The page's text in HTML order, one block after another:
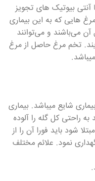
بیوتیک های تجویز
هایی که به این بیماری
آن می‌باشند و می‌توانند
تخم مرغ حاصل از مرغ
شایع میباشد. بیماری
راحتی کل گله را آلوده
شود باید فورا آن را از
نمود. علائم مختلف